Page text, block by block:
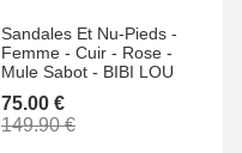
Sandales Et Nu-Pieds -
Femme - Cuir - Rose -
Mule Sabot - BIBI LOU
75.00 €
149.90 €